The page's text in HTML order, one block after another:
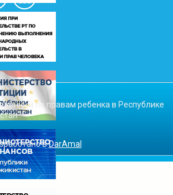
по правам ребенка в Республике
вDarAmal